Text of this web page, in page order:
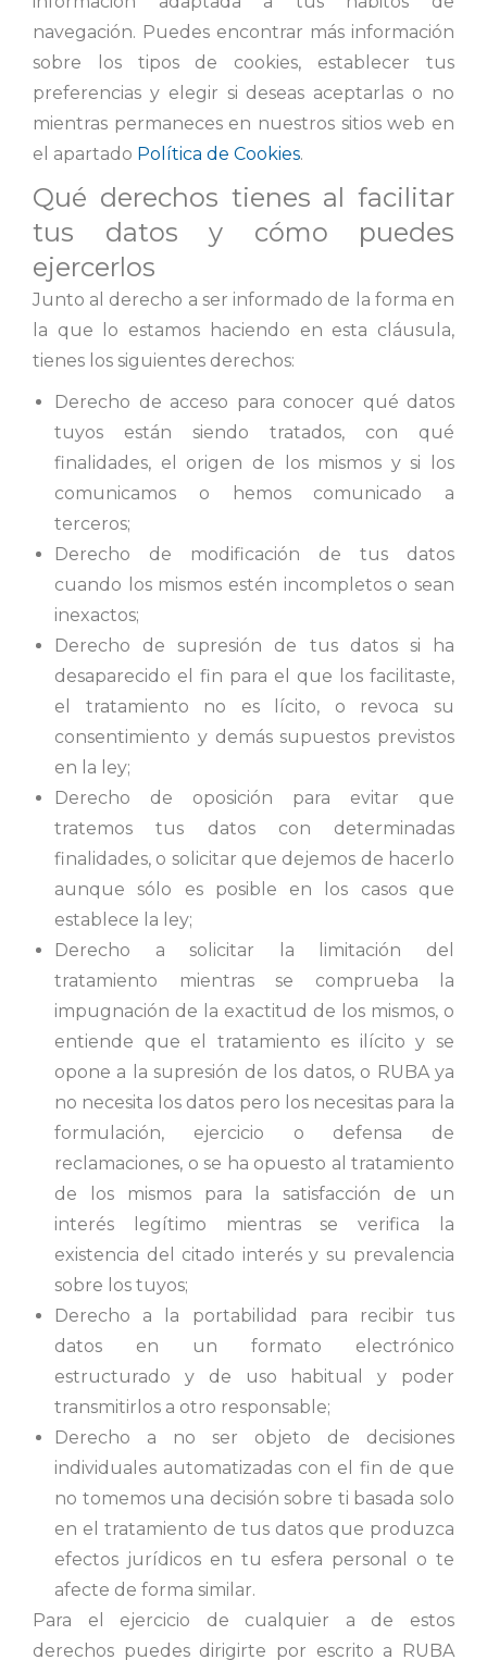
navegación. Puedes encontrar más información
sobre los tipos de cookies, establecer tus
preferencias y elegir si deseas aceptarlas o no
mientras permaneces en nuestros sitios web en
el apartado Política de Cookies.
Qué derechos tienes al facilitar
tus datos y cómo puedes
ejercerlos
Junto al derecho a ser informado de la forma en
la que lo estamos haciendo en esta cláusula,
tienes los siguientes derechos:
Derecho de acceso para conocer qué datos
tuyos están siendo tratados, con qué
finalidades, el origen de los mismos y si los
comunicamos o hemos comunicado a
terceros;
Derecho de modificación de tus datos
cuando los mismos estén incompletos o sean
inexactos;
Derecho de supresión de tus datos si ha
desaparecido el fin para el que los facilitaste,
el tratamiento no es lícito, o revoca su
consentimiento y demás supuestos previstos
en la ley;
Derecho de oposición para evitar que
tratemos tus datos con determinadas
finalidades, o solicitar que dejemos de hacerlo
aunque sólo es posible en los casos que
establece la ley;
Derecho a solicitar la limitación del
tratamiento mientras se comprueba la
impugnación de la exactitud de los mismos, o
entiende que el tratamiento es ilícito y se
opone a la supresión de los datos, o RUBA ya
no necesita los datos pero los necesitas para la
formulación, ejercicio o defensa de
reclamaciones, o se ha opuesto al tratamiento
de los mismos para la satisfacción de un
interés legítimo mientras se verifica la
existencia del citado interés y su prevalencia
sobre los tuyos;
Derecho a la portabilidad para recibir tus
datos en un formato electrónico
estructurado y de uso habitual y poder
transmitirlos a otro responsable;
Derecho a no ser objeto de decisiones
individuales automatizadas con el fin de que
no tomemos una decisión sobre ti basada solo
en el tratamiento de tus datos que produzca
efectos jurídicos en tu esfera personal o te
afecte de forma similar.
Para el ejercicio de cualquier a de estos
derechos puedes dirigirte por escrito a RUBA